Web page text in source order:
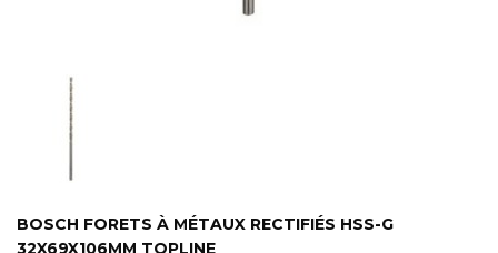
BOSCH FORETS À MÉTAUX RECTIFIÉS HSS-G
32X69X106MM TOPLINE